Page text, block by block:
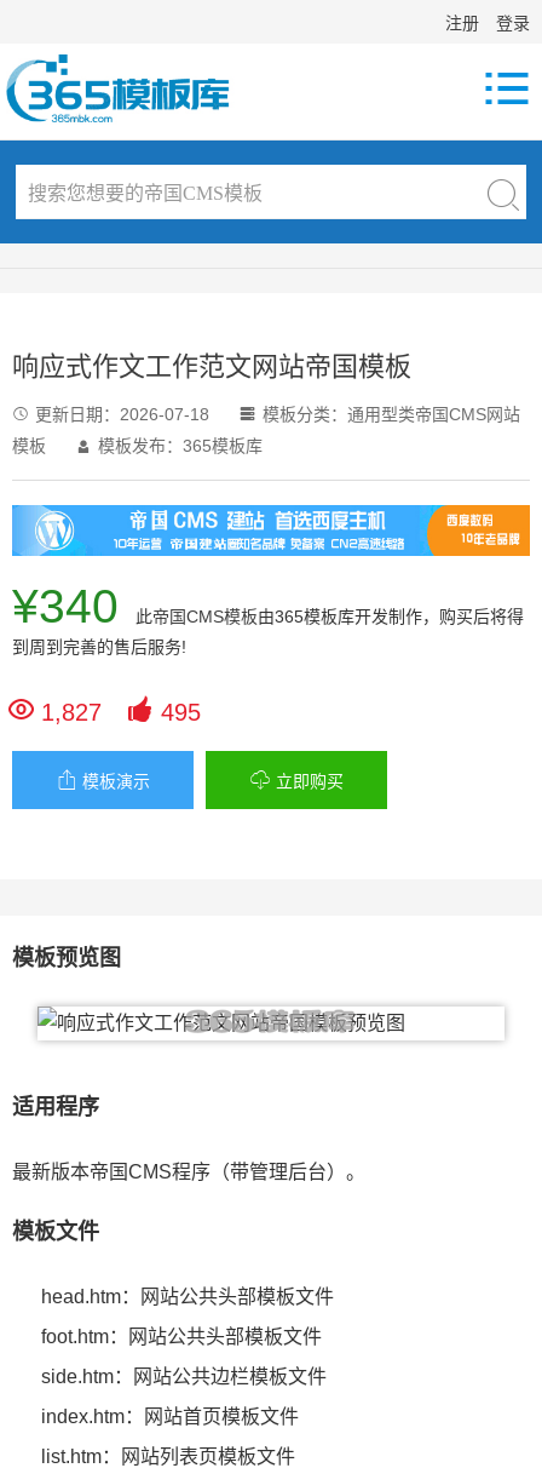
注册 登录

响应式作文工作范文网站帝国模板
 更新日期： 2026-07-18  模板分类： 通用型类帝国CMS网站
模板
 模板发布：365模板库
¥340 此帝国CMS模板由365模板库开发制作，购买后将得
到周到完善的售后服务!
 1,827  495
 模板演示  立即购买
模板预览图
适用程序
最新版本帝国CMS程序（带管理后台）。
模板文件
head.htm：网站公共头部模板文件
foot.htm：网站公共头部模板文件
side.htm：网站公共边栏模板文件
index.htm：网站首页模板文件
list.htm：网站列表页模板文件